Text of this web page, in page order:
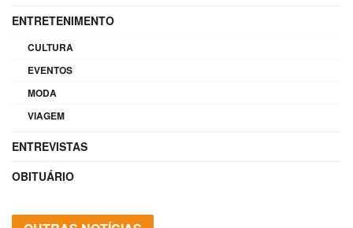
ENTRETENIMENTO
CULTURA
EVENTOS
MODA
VIAGEM
ENTREVISTAS
OBITUÁRIO